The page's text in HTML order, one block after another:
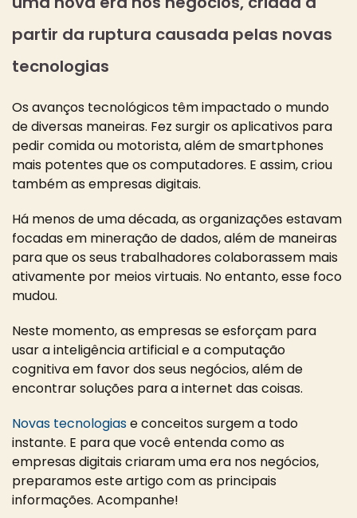
partir da ruptura causada pelas novas
tecnologias
Os avanços tecnológicos têm impactado o mundo
de diversas maneiras. Fez surgir os aplicativos para
pedir comida ou motorista, além de smartphones
mais potentes que os computadores. E assim, criou
também as empresas digitais.
Há menos de uma década, as organizações estavam
focadas em mineração de dados, além de maneiras
para que os seus trabalhadores colaborassem mais
ativamente por meios virtuais. No entanto, esse foco
mudou.
Neste momento, as empresas se esforçam para
usar a inteligência artificial e a computação
cognitiva em favor dos seus negócios, além de
encontrar soluções para a internet das coisas.
Novas tecnologiase conceitos surgem a todo
instante. E para que você entenda como as
empresas digitais criaram uma era nos negócios,
preparamos este artigo com as principais
informações. Acompanhe!